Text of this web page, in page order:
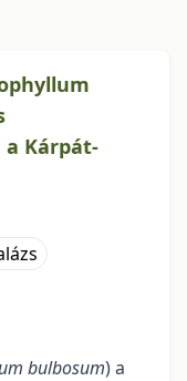
Kárpát-
bulbosum) a